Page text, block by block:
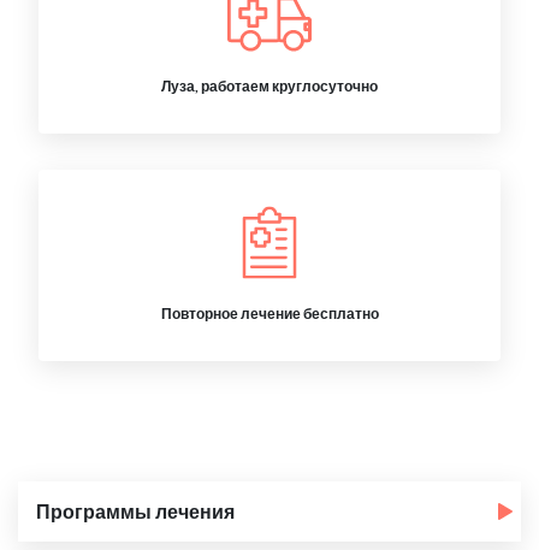
Луза, работаем круглосуточно
Повторное лечение бесплатно
Программы лечения